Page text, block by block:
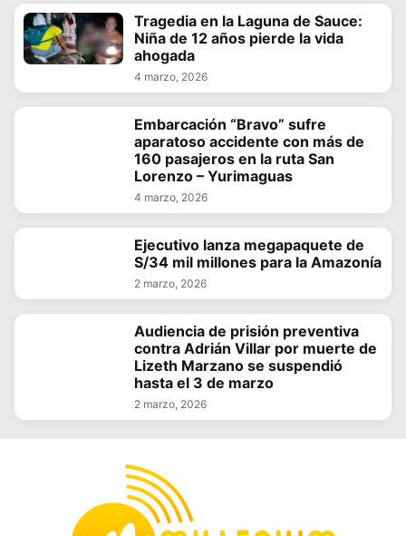
Tragedia en la Laguna de Sauce:
Niña de 12 años pierde la vida
ahogada
4 marzo, 2026
Embarcación “Bravo” sufre
aparatoso accidente con más de
160 pasajeros en la ruta San
Lorenzo – Yurimaguas
4 marzo, 2026
Ejecutivo lanza megapaquete de
S/34 mil millones para la Amazonía
2 marzo, 2026
Audiencia de prisión preventiva
contra Adrián Villar por muerte de
Lizeth Marzano se suspendió
hasta el 3 de marzo
2 marzo, 2026